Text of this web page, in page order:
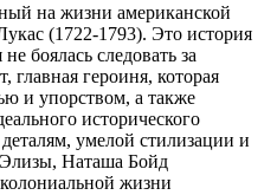
на жизни американской
(1722-1793). Это история
боялась следовать за
героиня, которая
и упорством, а также
исторического
умелой стилизации и
Наташа Бойд
жизни